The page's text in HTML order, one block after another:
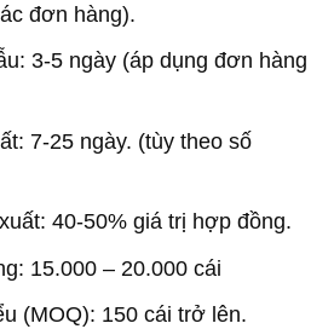
đơn hàng).
3-5 ngày (áp dụng đơn hàng
7-25 ngày. (tùy theo số
40-50% giá trị hợp đồng.
15.000 – 20.000 cái
(MOQ): 150 cái trở lên.